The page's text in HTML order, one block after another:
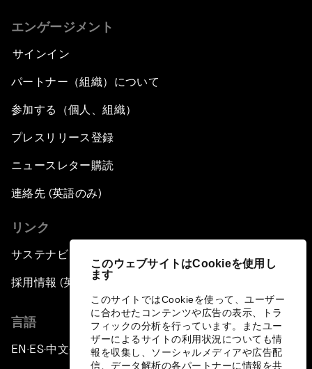
このウェブサイトはCookieを使用し
ます
このサイトではCookieを使って、ユーザー
に合わせたコンテンツや広告の表示、トラ
フィックの分析を行っています。またユー
ザーによるサイトの利用状況についても情
報を収集し、ソーシャルメディアや広告配
信、データ解析の各パートナーに情報を共
エンゲージメント
サインイン
パートナー（組織）について
参加する（個人、組織）
プレスリリース登録
ニュースレター購読
連絡先 (英語のみ)
リンク
サステナビリティへの取り組み
採用情報 (英語のみ)
言語
EN ▪ES▪中文▪ 日本語